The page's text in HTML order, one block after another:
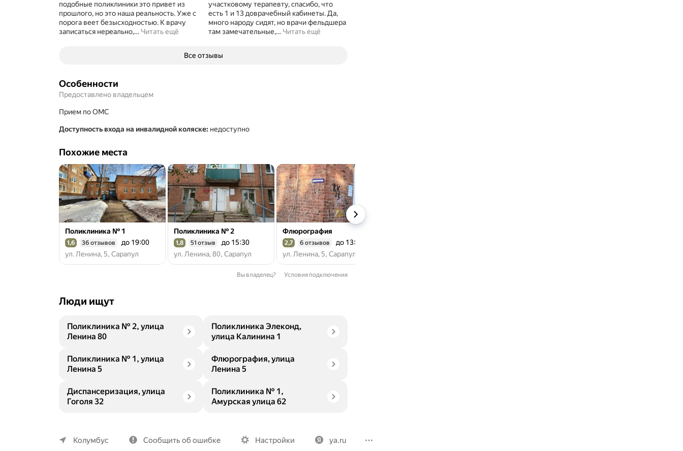
подобные поликлиники это привет из
прошлого, но это наша реальность. Уже с
порога веет безысходностью. К врачу
записаться нереально,… Читать ещё
участковому терапевту, спасибо, что
есть 1 и 13 доврачебный кабинеты. Да,
много народу сидят, но врачи фельдшера
там замечательные,… Читать ещё
Все отзывы
Особенности
Предоставлено владельцем
прием по ОМС
Доступность входа на инвалидной коляске: недоступно
Похожие места
Поликлиника № 1
Рейтинг 1,6 из 5
1,6 36 отзывов
до 19:00
ул. Ленина, 5, Сарапул
Поликлиника № 2
Рейтинг 1,8 из 5
1,8 51 отзыв
до 15:30
ул. Ленина, 80, Сарапул
Флюрография
Рейтинг 2,7 из 5
2,7 6 отзывов
до 13:00
ул. Ленина, 5, Сарапул
Вы владелец? Условия подключения
Люди ищут
Поликлиника № 2, улица
Ленина 80
Поликлиника Элеконд,
улица Калинина 1
Поликлиника № 1, улица
Ленина 5
Флюрография, улица
Ленина 5
Диспансеризация, улица
Гоголя 32
Поликлиника № 1,
Амурская улица 62
Колумбус Сообщить об ошибке Настройки ya.ru